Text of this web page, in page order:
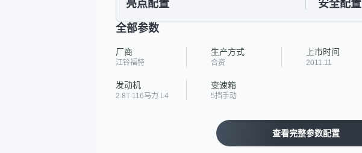
亮点配置 安全配置
全部参数
厂商
江铃福特
生产方式
合资
上市时间
2011.11
发动机
2.8T 116马力 L4
变速箱
5挡手动
查看完整参数配置